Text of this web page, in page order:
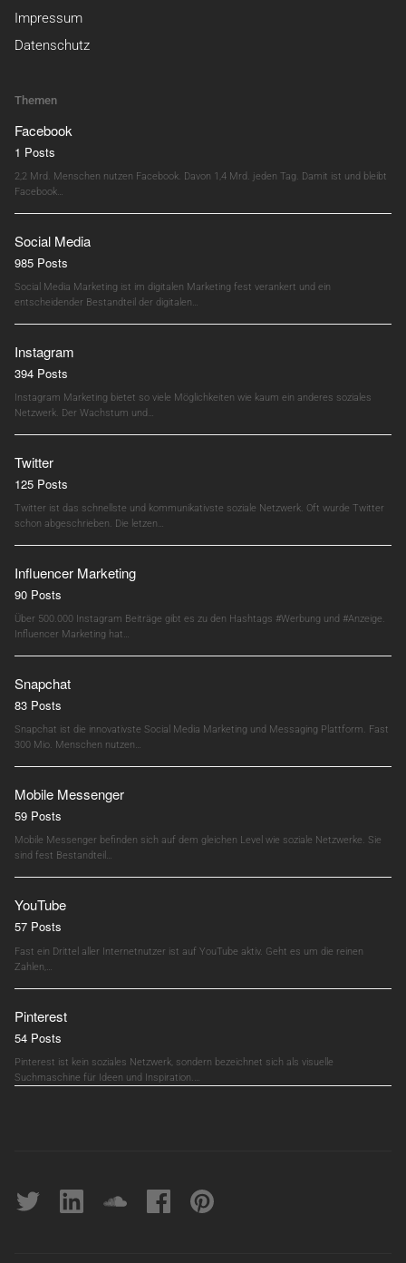
Impressum
Datenschutz
Themen
Facebook
1 Posts
2,2 Mrd. Menschen nutzen Facebook. Davon 1,4 Mrd. jeden Tag. Damit ist und bleibt
Facebook…
Social Media
985 Posts
Social Media Marketing ist im digitalen Marketing fest verankert und ein
entscheidender Bestandteil der digitalen…
Instagram
394 Posts
Instagram Marketing bietet so viele Möglichkeiten wie kaum ein anderes soziales
Netzwerk. Der Wachstum und…
Twitter
125 Posts
Twitter ist das schnellste und kommunikativste soziale Netzwerk. Oft wurde Twitter
schon abgeschrieben. Die letzen…
Influencer Marketing
90 Posts
Über 500.000 Instagram Beiträge gibt es zu den Hashtags #Werbung und #Anzeige.
Influencer Marketing hat…
Snapchat
83 Posts
Snapchat ist die innovativste Social Media Marketing und Messaging Plattform. Fast
300 Mio. Menschen nutzen…
Mobile Messenger
59 Posts
Mobile Messenger befinden sich auf dem gleichen Level wie soziale Netzwerke. Sie
sind fest Bestandteil…
YouTube
57 Posts
Fast ein Drittel aller Internetnutzer ist auf YouTube aktiv. Geht es um die reinen
Zahlen,…
Pinterest
54 Posts
Pinterest ist kein soziales Netzwerk, sondern bezeichnet sich als visuelle
Suchmaschine für Ideen und Inspiration.…
Twitter linkedin soundcloudFacebookpinterest